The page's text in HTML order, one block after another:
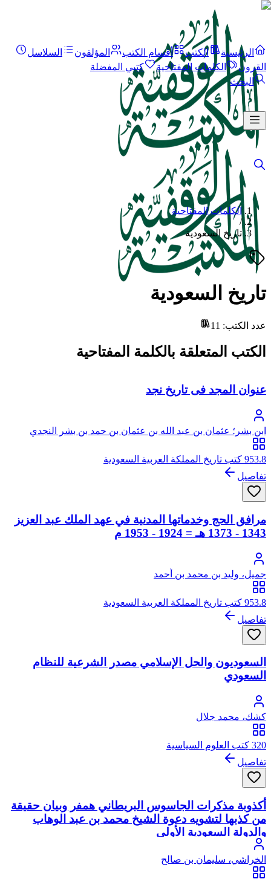
الرئيسية الكتب أقسام الكتب المؤلفون
السلاسل
القرون
الكلمات المفتاحية
كتبي المفضلة
البحث
الكلمات المفتاحية
/
تاريخ السعودية
تاريخ السعودية
عدد الكتب:
11
الكتب المتعلقة بالكلمة المفتاحية
عنوان المجد فى تاريخ نجد
ابن بشر؛ عثمان بن عبد الله بن عثمان بن حمد بن بشر النجدي
الحنبلي، من زيد، من قضاعة
953.8 كتب تاريخ المملكة العربية السعودية
تفاصيل
مرافق الحج وخدماتها المدنية في عهد الملك عبد العزيز
1343 - 1373 هـ = 1924 - 1953 م
جميل، وليد بن محمد بن أحمد
953.8 كتب تاريخ المملكة العربية السعودية
تفاصيل
السعوديون والحل الإسلامي مصدر الشرعية للنظام
السعودي
كشك، محمد جلال
320 كتب العلوم السياسية
تفاصيل
أكذوبة مذكرات الجاسوس البريطاني همفر وبيان حقيقة
من كذبها لتشويه دعوة الشيخ محمد بن عبد الوهاب
والدولة السعودية الأولى
الخراشي، سليمان بن صالح